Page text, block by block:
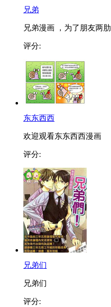
兄弟
兄弟漫画 ，为了朋友两
评分:
东东西西
欢迎观看东东西西漫画
评分:
兄弟们
兄弟们
评分: